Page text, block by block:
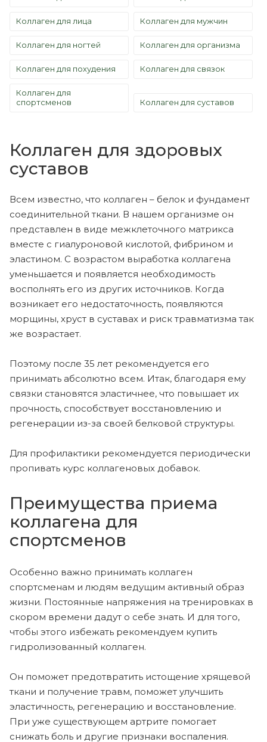
Коллаген для лица Коллаген для мужчин
Коллаген для ногтей Коллаген для организма
Коллаген для похудения Коллаген для связок
Коллаген для
спортсменов
Коллаген для суставов
Коллаген для здоровых
суставов
Всем известно, что коллаген – белок и фундамент
соединительной ткани. В нашем организме он
представлен в виде межклеточного матрикса
вместе с гиалуроновой кислотой, фибрином и
эластином. С возрастом выработка коллагена
уменьшается и появляется необходимость
восполнять его из других источников. Когда
возникает его недостаточность, появляются
морщины, хруст в суставах и риск травматизма так
же возрастает.
Поэтому после 35 лет рекомендуется его
принимать абсолютно всем. Итак, благодаря ему
связки становятся эластичнее, что повышает их
прочность, способствует восстановлению и
регенерации из-за своей белковой структуры.
Для профилактики рекомендуется периодически
пропивать курс коллагеновых добавок.
Преимущества приема
коллагена для
спортсменов
Особенно важно принимать коллаген
спортсменам и людям ведущим активный образ
жизни. Постоянные напряжения на тренировках в
скором времени дадут о себе знать. И для того,
чтобы этого избежать рекомендуем купить
гидролизованный коллаген.
Он поможет предотвратить истощение хрящевой
ткани и получение травм, поможет улучшить
эластичность, регенерацию и восстановление.
При уже существующем артрите помогает
снижать боль и другие признаки воспаления.